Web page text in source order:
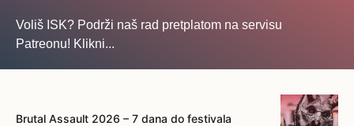
Voliš ISK? Podrži naš rad pretplatom na servisu
Patreonu! Klikni...
Brutal Assault 2026 – 7 dana do festivala